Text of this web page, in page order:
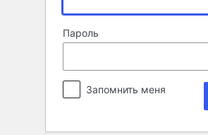
Пароль
Запомнить меня